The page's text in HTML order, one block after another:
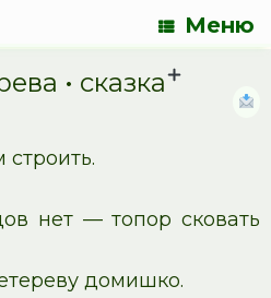
Меню
• cказка
строить.
нет — топор сковать
домишко.